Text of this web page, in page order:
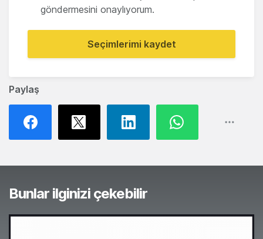
Paylaş
göndermesini onaylıyorum.
Seçimlerimi kaydet
Bunlar ilginizi çekebilir